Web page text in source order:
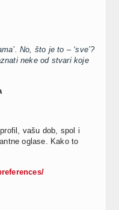
No, što je to – ‘sve’?
neke od stvari koje
vašu dob, spol i
oglase. Kako to